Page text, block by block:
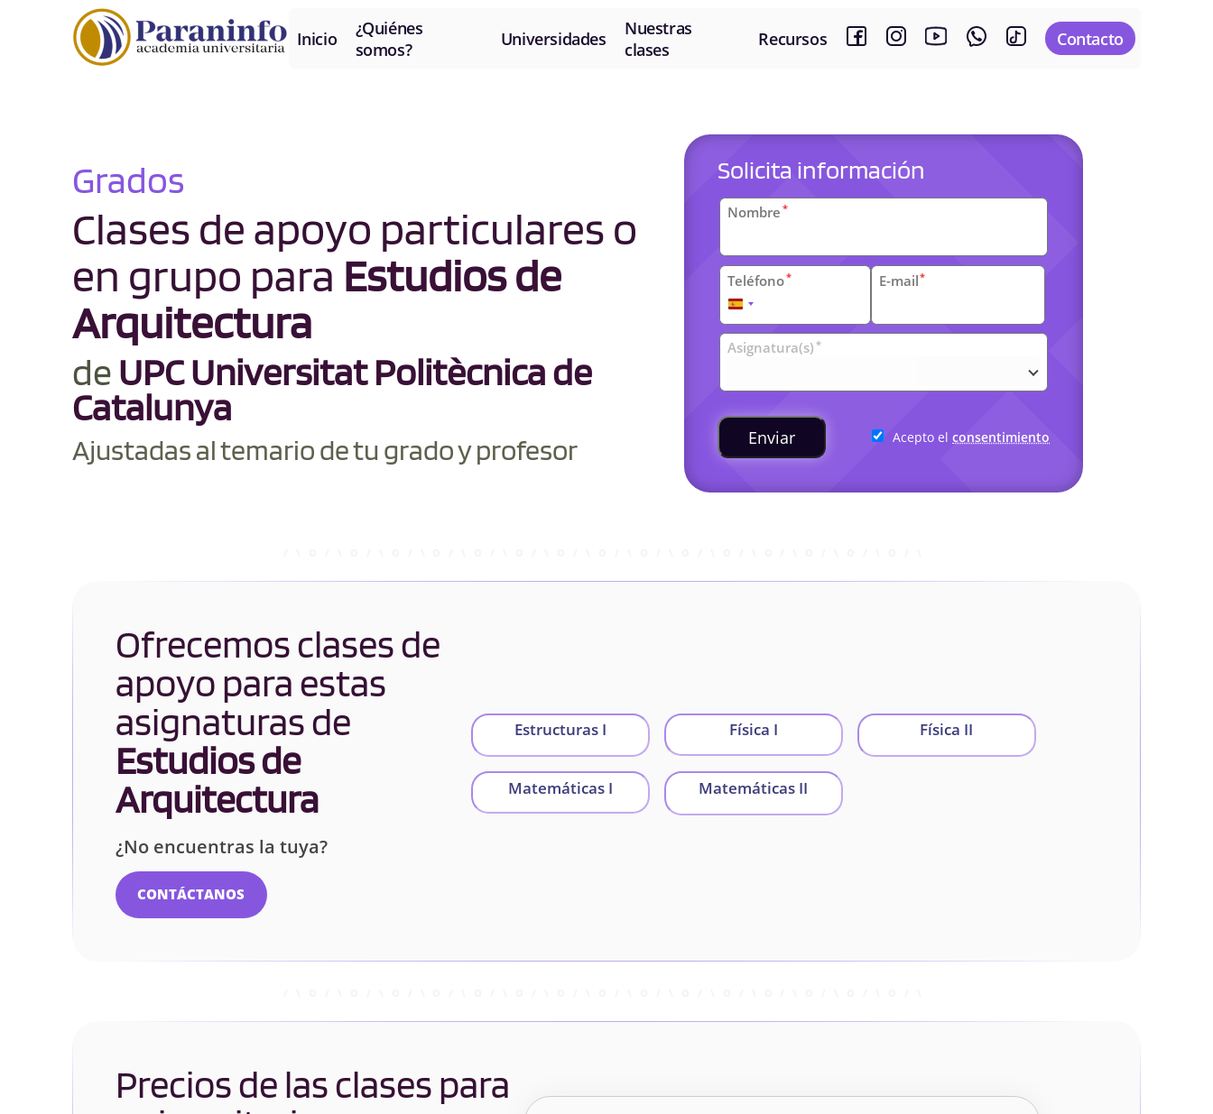
Inicio
¿Quiénes
somos?
Universidades
Nuestras
clases
Recursos Contacto
Grados
Clases de apoyo particulares o
en grupo para Estudios de
Arquitectura
de UPC Universitat Politècnica de
Catalunya
Ajustadas al temario de tu grado y profesor
Solicita información
Datos
Nombre *
Teléfono*
España
+34
E-mail*
Clases
Asignatura(s) *
Enviar Acepto elconsentimiento
Ofrecemos clases de
apoyo para estas
asignaturas de
Estudios de
Arquitectura
¿No encuentras la tuya?
CONTÁCTANOS
Estructuras I Física I Física II
Matemáticas I Matemáticas II
Precios de las clases para